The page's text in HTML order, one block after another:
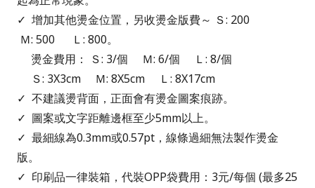
✓ 增加其他燙金位置，另收燙金版費～ Ｓ: 200
Ｍ: 500 Ｌ: 800。
燙金費用：
Ｓ: 3/個 Ｍ: 6/個 Ｌ: 8/個
Ｓ: 3X3cm Ｍ: 8X5cm Ｌ: 8X17cm
✓ 不建議燙背面，正面會有燙金圖案痕跡。
✓ 圖案或文字距離邊框至少5mm以上。
✓ 最細線為0.3mm或0.57pt，線條過細無法製作燙金
版。
✓ 印刷品一律裝箱，代裝OPP袋費用：3元/每個 (最多25